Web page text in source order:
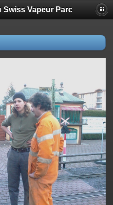
Swiss Vapeur Parc